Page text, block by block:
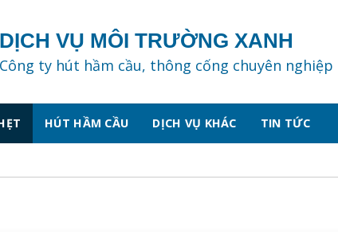
DỊCH VỤ MÔI TRƯỜNG XANH
Công ty hút hầm cầu, thông cống chuyên nghiệp
HÚT HẦM CẦU DỊCH VỤ KHÁC TIN TỨC